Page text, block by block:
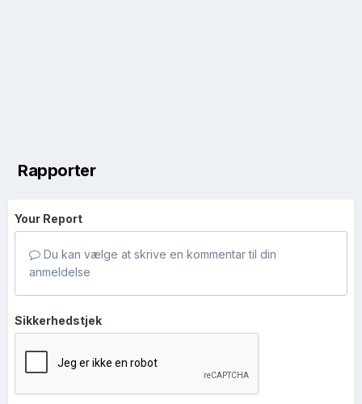
Rapporter
Your Report
Du kan vælge at skrive en kommentar til din
anmeldelse
Sikkerhedstjek